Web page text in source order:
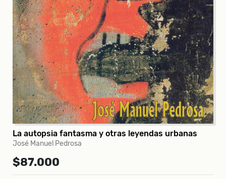
La autopsia fantasma y otras leyendas urbanas
José Manuel Pedrosa
$87.000